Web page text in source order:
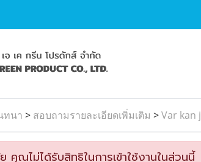
ทนา > สอบถามรายละเอียดเพิ่มเติม >Var kan
คุณไม่ได้รับสิทธิในการเข้าใช้งานในส่วนนี้